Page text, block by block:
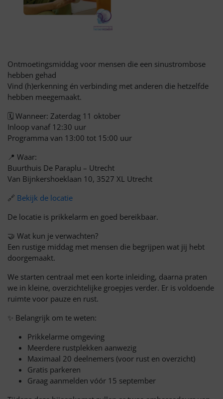
Ontmoetingsmiddag voor mensen die een sinustrombose
hebben gehad
Vind (h)erkenning én verbinding met anderen die hetzelfde
hebben meegemaakt.
🗓️ Wanneer: Zaterdag 11 oktober
Inloop vanaf 12:30 uur
Programma van 13:00 tot 15:00 uur
📍 Waar:
Buurthuis De Paraplu – Utrecht
Van Bijnkershoeklaan 10, 3527 XL Utrecht
🔗 Bekijk de locatie
De locatie is prikkelarm en goed bereikbaar.
🤝 Wat kun je verwachten?
Een rustige middag met mensen die begrijpen wat jij hebt
doorgemaakt.
We starten centraal met een korte inleiding, daarna praten
we in kleine, overzichtelijke groepjes verder. Er is voldoende
ruimte voor pauze en rust.
✨ Belangrijk om te weten:
Prikkelarme omgeving
Meerdere rustplekken aanwezig
Maximaal 20 deelnemers (voor rust en overzicht)
Gratis parkeren
Graag aanmelden vóór 15 september